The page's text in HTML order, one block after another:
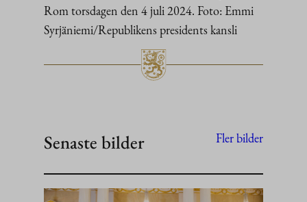
Rom torsdagen den 4 juli 2024. Foto: Emmi
Syrjäniemi/Republikens presidents kansli
Senaste bilder Fler bilder